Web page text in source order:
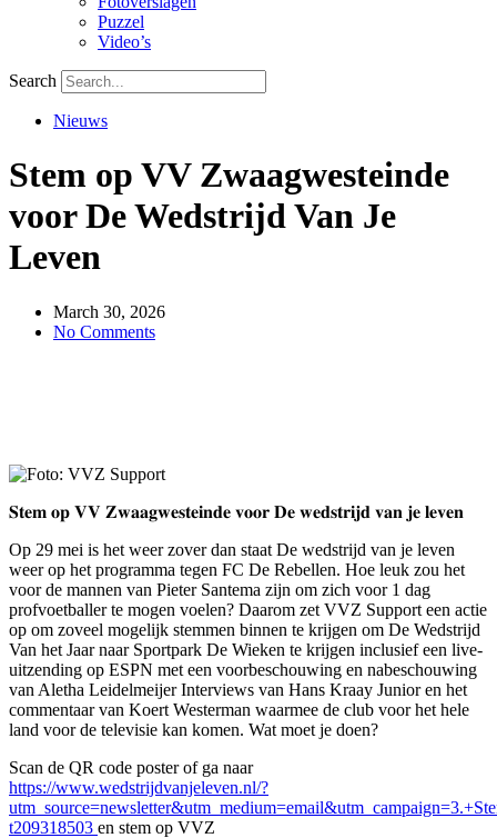
Puzzel
Video’s
Search
Nieuws
Stem op VV Zwaagwesteinde
voor De Wedstrijd Van Je
Leven
March 30, 2026
No Comments
𝐒𝐭𝐞𝐦 𝐨𝐩 𝐕𝐕 𝐙𝐰𝐚𝐚𝐠𝐰𝐞𝐬𝐭𝐞𝐢𝐧𝐝𝐞 𝐯𝐨𝐨𝐫 𝐃𝐞 𝐰𝐞𝐝𝐬𝐭𝐫𝐢𝐣𝐝 𝐯𝐚𝐧 𝐣𝐞 𝐥𝐞𝐯𝐞𝐧
Op 29 mei is het weer zover dan staat De wedstrijd van je leven
weer op het programma tegen FC De Rebellen. Hoe leuk zou het
voor de mannen van Pieter Santema zijn om zich voor 1 dag
profvoetballer te mogen voelen? Daarom zet VVZ Support een actie
op om zoveel mogelijk stemmen binnen te krijgen om De Wedstrijd
Van het Jaar naar Sportpark De Wieken te krijgen inclusief een live-
uitzending op ESPN met een voorbeschouwing en nabeschouwing
van Aletha Leidelmeijer Interviews van Hans Kraay Junior en het
commentaar van Koert Westerman waarmee de club voor het hele
land voor de televisie kan komen. Wat moet je doen?
Scan de QR code poster of ga naar
https://www.wedstrijdvanjeleven.nl/?
t209318503 en stem op VVZ